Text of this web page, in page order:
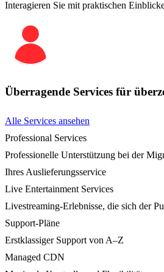
Interagieren Sie mit praktischen
Überragende Services für
Alle Services ansehen
Professional Services
Professionelle Unterstützung bei der
Ihres Auslieferungsservice
Live Entertainment Services
Livestreaming-Erlebnisse, die sich der
Support-Pläne
Erstklassiger Support von A–Z
Managed CDN